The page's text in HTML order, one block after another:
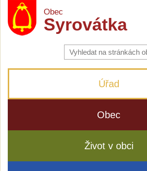
Obec
Syrovátka
Vyhledávání
na
stránkách
Úřad
Obec
Život v obci